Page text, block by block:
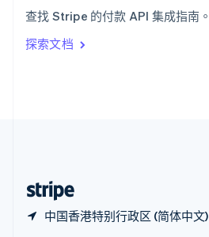
查找 Stripe 的付款 API 集成指南。
探索文档
中国香港特别行政区 (简体中文)
ItalianoEnglish
印度
English